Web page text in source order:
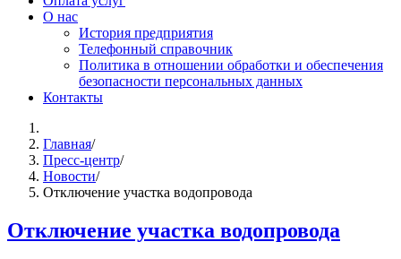
О нас
История предприятия
Телефонный справочник
Политика в отношении обработки и обеспечения
безопасности персональных данных
Контакты
Главная/
Пресс-центр/
Новости/
Отключение участка водопровода
Отключение участка водопровода